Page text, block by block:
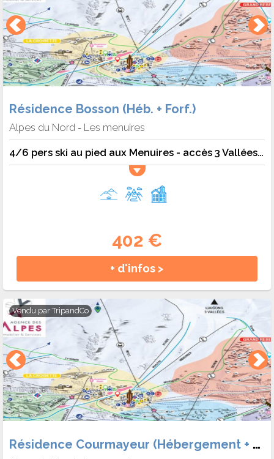
Résidence Bosson (Héb. + Forf.)
Alpes du Nord - Les menuires
4/6 pers ski au pied aux Menuires - accès 3 Vallées - 6 pers. - 35m2 - TV - Animaux admis
402 €
+ d'infos >
Vendu parTripandCo
Résidence Courmayeur (Hébergement + Forf.)